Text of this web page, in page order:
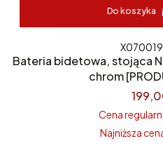
Do koszyka
Bateria bidetowa, stojąca
chrom
Cena
Najniższa